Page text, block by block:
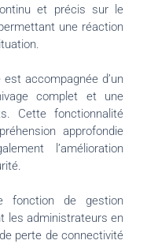
et précis sur le
une réaction
accompagnée d’un
complet et une
Cette fonctionnalité
approfondie
l’amélioration
fonction de gestion
les administrateurs en
perte de connectivité